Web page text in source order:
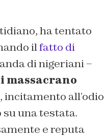
, ha tentato
ilfatto di
di nigeriani –
massacrano
incitamento all’odio
una testata.
e reputa